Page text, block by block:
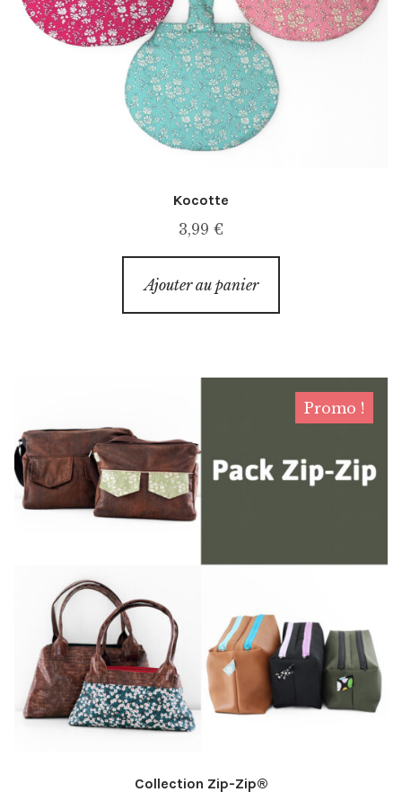
Kocotte
3,99 €
Ajouter au panier
Collection Zip-Zip®
Promo !